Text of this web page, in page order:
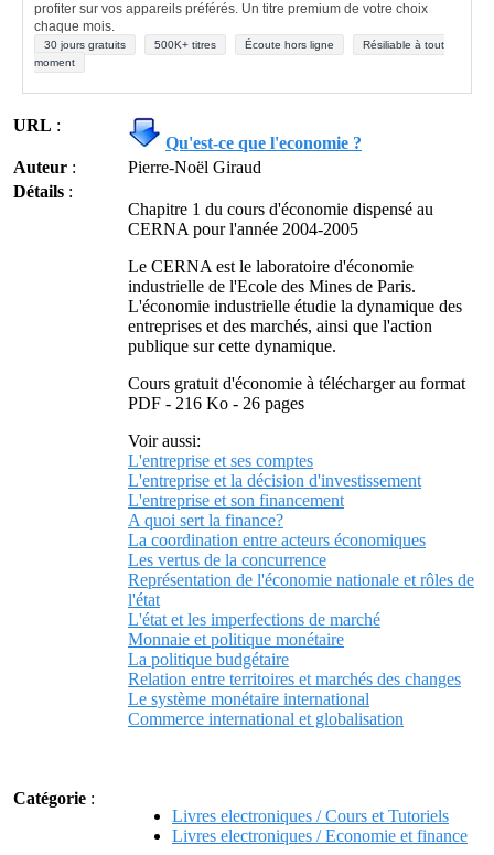
profiter sur vos appareils préférés. Un titre premium de votre choix
chaque mois.
30 jours gratuits 500K+ titres Écoute hors ligne
Résiliable à tout
moment
URL :
Qu'est-ce que l'economie ?
Auteur :
Pierre-Noël Giraud
Détails :
Chapitre 1 du cours d'économie dispensé au
CERNA pour l'année 2004-2005
Le CERNA est le laboratoire d'économie
industrielle de l'Ecole des Mines de Paris.
L'économie industrielle étudie la dynamique des
entreprises et des marchés, ainsi que l'action
publique sur cette dynamique.
Cours gratuit d'économie à télécharger au format
PDF - 216 Ko - 26 pages
Voir aussi:
L'entreprise et ses comptes
L'entreprise et la décision d'investissement
L'entreprise et son financement
A quoi sert la finance?
La coordination entre acteurs économiques
Les vertus de la concurrence
Représentation de l'économie nationale et rôles de
l'état
L'état et les imperfections de marché
Monnaie et politique monétaire
La politique budgétaire
Relation entre territoires et marchés des changes
Le système monétaire international
Commerce international et globalisation
Catégorie :
Livres electroniques / Cours et Tutoriels
Livres electroniques / Economie et finance